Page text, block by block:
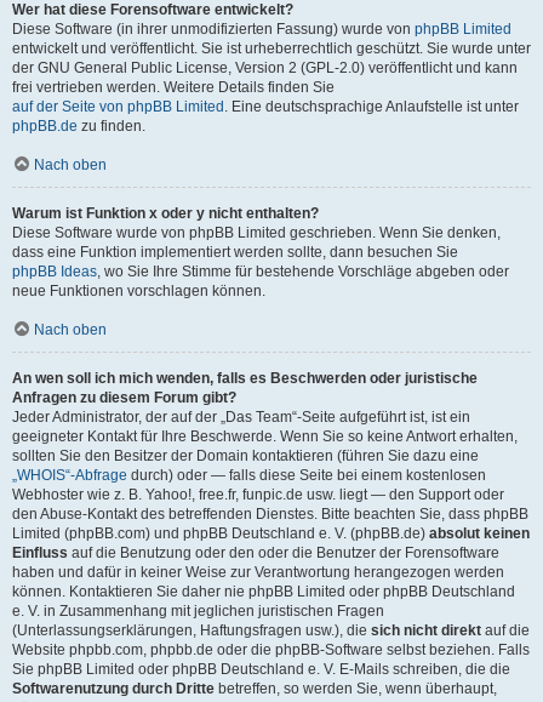
Wer hat diese Forensoftware entwickelt?
Diese Software (in ihrer unmodifizierten Fassung) wurde von phpBB Limited
entwickelt und veröffentlicht. Sie ist urheberrechtlich geschützt. Sie wurde unter
der GNU General Public License, Version 2 (GPL-2.0) veröffentlicht und kann
frei vertrieben werden. Weitere Details finden Sie
auf der Seite von phpBB Limited . Eine deutschsprachige Anlaufstelle ist unter
phpBB.de zu finden.
Nach oben
Warum ist Funktion x oder y nicht enthalten?
Diese Software wurde von phpBB Limited geschrieben. Wenn Sie denken,
dass eine Funktion implementiert werden sollte, dann besuchen Sie
phpBB Ideas, wo Sie Ihre Stimme für bestehende Vorschläge abgeben oder
neue Funktionen vorschlagen können.
Nach oben
An wen soll ich mich wenden, falls es Beschwerden oder juristische
Anfragen zu diesem Forum gibt?
Jeder Administrator, der auf der „Das Team“-Seite aufgeführt ist, ist ein
geeigneter Kontakt für Ihre Beschwerde. Wenn Sie so keine Antwort erhalten,
sollten Sie den Besitzer der Domain kontaktieren (führen Sie dazu eine
„WHOIS“-Abfrage durch) oder — falls diese Seite bei einem kostenlosen
Webhoster wie z. B. Yahoo!, free.fr, funpic.de usw. liegt — den Support oder
den Abuse-Kontakt des betreffenden Dienstes. Bitte beachten Sie, dass phpBB
Limited (phpBB.com) und phpBB Deutschland e. V. (phpBB.de) absolut keinen
Einfluss auf die Benutzung oder den oder die Benutzer der Forensoftware
haben und dafür in keiner Weise zur Verantwortung herangezogen werden
können. Kontaktieren Sie daher nie phpBB Limited oder phpBB Deutschland
e. V. in Zusammenhang mit jeglichen juristischen Fragen
(Unterlassungserklärungen, Haftungsfragen usw.), die sich nicht direkt auf die
Website phpbb.com, phpbb.de oder die phpBB-Software selbst beziehen. Falls
Sie phpBB Limited oder phpBB Deutschland e. V. E-Mails schreiben, die die
Softwarenutzung durch Dritte betreffen, so werden Sie, wenn überhaupt,